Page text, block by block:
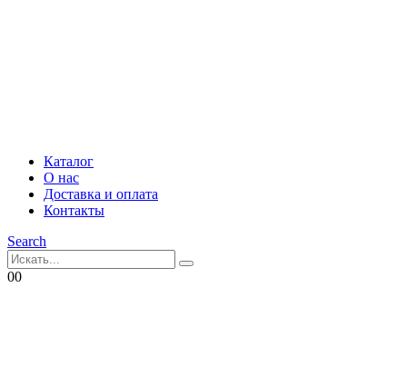
Каталог
О нас
Доставка и оплата
Контакты
Search
00